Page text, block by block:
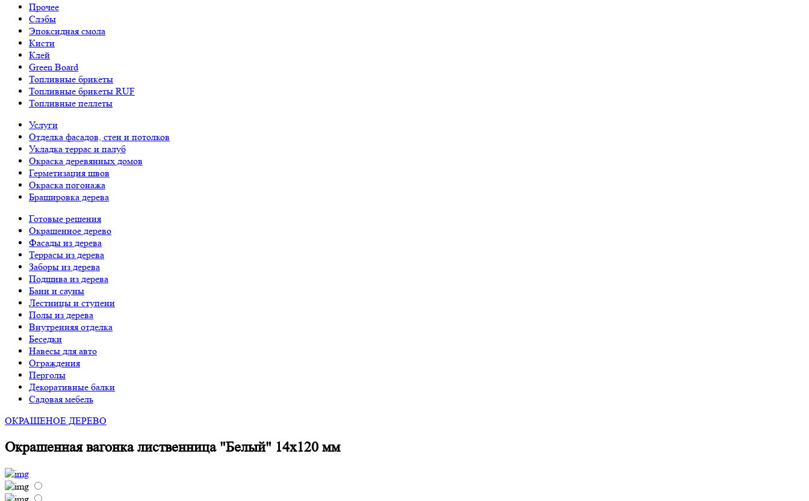
Прочее
Слэбы
Эпоксидная смола
Кисти
Клей
Green Board
Топливные брикеты
Топливные брикеты RUF
Топливные пеллеты
Услуги
Отделка фасадов, стен и потолков
Укладка террас и палуб
Окраска деревянных домов
Герметизация швов
Окраска погонажа
Брашировка дерева
Готовые решения
Окрашенное дерево
Фасады из дерева
Террасы из дерева
Заборы из дерева
Подшива из дерева
Бани и сауны
Лестницы и ступени
Полы из дерева
Внутренняя отделка
Беседки
Навесы для авто
Ограждения
Перголы
Декоративные балки
Садовая мебель
ОКРАШЕНОЕ ДЕРЕВО
Окрашенная вагонка лиственница "Белый" 14х120 мм